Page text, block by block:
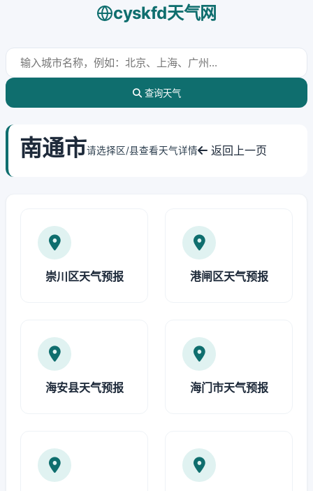
cyskfd天气网
查询天气
南通市请选择区/县查看天气详情 返回上一页
崇川区天气预报 港闸区天气预报
海安县天气预报 海门市天气预报